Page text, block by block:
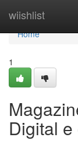
wiishlist
Home
Home
1
Digital